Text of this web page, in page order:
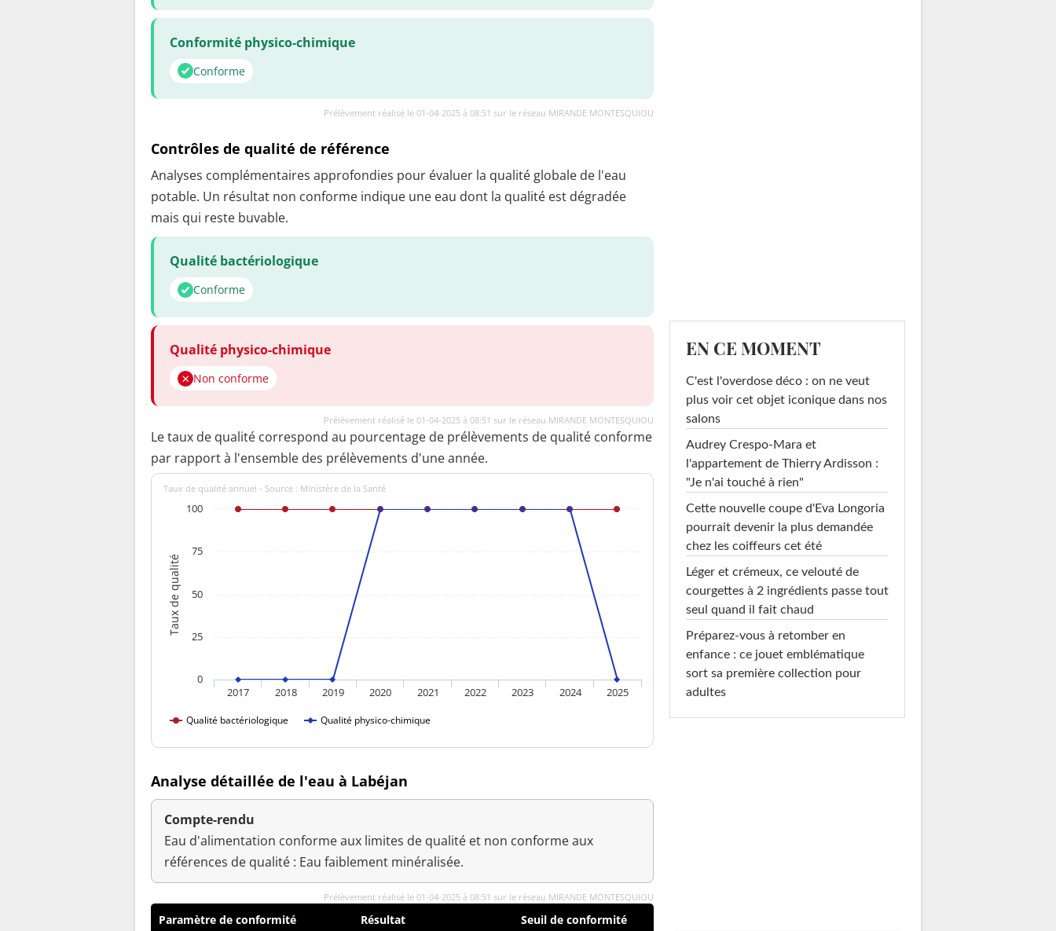
Conformité physico-chimique
Conforme
Prélèvement réalisé le 01-04-2025 à 08:51 sur le réseau MIRANDE MONTESQUIOU
Contrôles de qualité de référence
Analyses complémentaires approfondies pour évaluer la qualité globale de l'eau
potable. Un résultat non conforme indique une eau dont la qualité est dégradée
mais qui reste buvable.
Qualité bactériologique
Conforme
Qualité physico-chimique
Non conforme
Prélèvement réalisé le 01-04-2025 à 08:51 sur le réseau MIRANDE MONTESQUIOU
Le taux de qualité correspond au pourcentage de prélèvements de qualité conforme
par rapport à l'ensemble des prélèvements d'une année.
Taux de qualité
Taux de qualité annuel - Source : Ministère de la Santé
Qualité bactériologique Qualité physico-chimique
2017 2018 2019 2020 2021 2022 2023 2024 2025
0
25
50
75
100
Analyse détaillée de l'eau à Labéjan
Compte-rendu
Eau d'alimentation conforme aux limites de qualité et non conforme aux
références de qualité : Eau faiblement minéralisée.
Prélèvement réalisé le 01-04-2025 à 08:51 sur le réseau MIRANDE MONTESQUIOU
Paramètre de conformité Résultat Seuil de conformité
EN CE MOMENT
C'est l'overdose déco : on ne veut
plus voir cet objet iconique dans nos
salons
Audrey Crespo-Mara et
l'appartement de Thierry Ardisson :
"Je n'ai touché à rien"
Cette nouvelle coupe d'Eva Longoria
pourrait devenir la plus demandée
chez les coiffeurs cet été
Léger et crémeux, ce velouté de
courgettes à 2 ingrédients passe tout
seul quand il fait chaud
Préparez-vous à retomber en
enfance : ce jouet emblématique
sort sa première collection pour
adultes